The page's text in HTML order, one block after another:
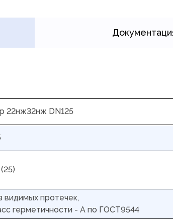
22нж32нж DN125
видимых протечек,
герметичности - А по ГОСТ9544